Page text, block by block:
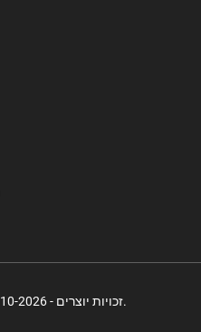
© זכויות יוצרים - 2010-2026: כל הזכויות שמורות.